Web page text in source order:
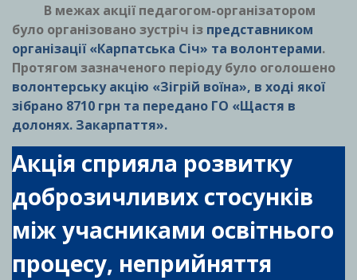
В межах акції педагогом-організатором
було організовано зустріч із представником
організації «Карпатська Січ» та волонтерами.
Протягом зазначеного періоду було оголошено
волонтерську акцію «Зігрій воїна», в ході якої
зібрано 8710 грн та передано ГО «Щастя в
долонях. Закарпаття».
Акція сприяла розвитку
доброзичливих стосунків
між учасниками освітнього
процесу, неприйняття